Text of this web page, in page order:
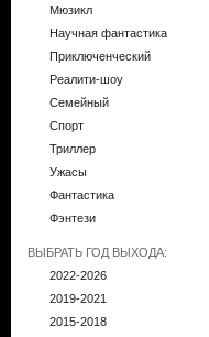
Мюзикл
Научная фантастика
Приключенческий
Реалити-шоу
Семейный
Спорт
Триллер
Ужасы
Фантастика
Фэнтези
ВЫБРАТЬ ГОД ВЫХОДА:
2022-2026
2019-2021
2015-2018